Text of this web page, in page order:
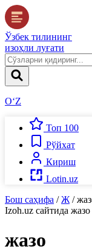
Ўзбек тилининг
изоҳли луғати
O‘Z
Топ 100
Рўйхат
Кириш
Lotin.uz
Бош саҳифа / Ж /
Izoh.uz сайтида жазо
жазо